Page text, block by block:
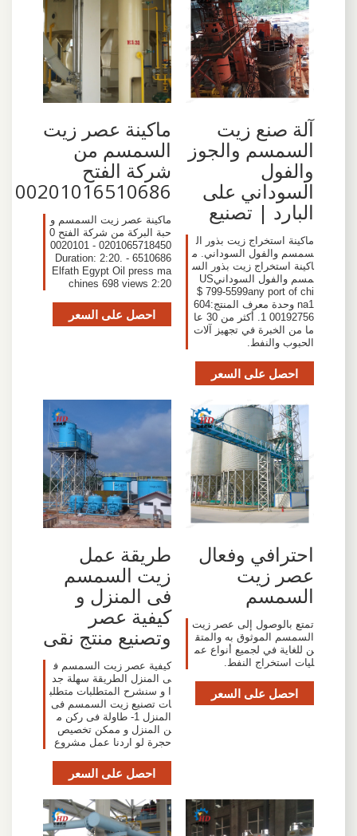
آلة صنع زيت
السمسم والجوز
والفول
السوداني على
البارد | تصنيع
ماكينة استخراج زيت بذور ال
سمسم والفول السوداني. م
اكينة استخراج زيت بذور الس
مسم والفول السودانيUS
$ 799-5599any port of chi
na1 وحدة معرف المنتج:604
00192756 1. أكثر من 30 عا
ما من الخبرة في تجهيز آلات
الحبوب والنفط.
احصل على السعر
‫ماكينة عصر زيت
السمسم من
شركة الفتح
00201016510686
ماكينة عصر زيت السمسم و
حبة البركة من شركة الفتح 0
0201065718450 - 0020101
6510686 - Duration: 2:20.
Elfath Egypt Oil press ma
chines 698 views 2:20
احصل على السعر
احترافي وفعال
عصر زيت
السمسم
تمتع بالوصول إلى عصر زيت
السمسم الموثوق به والمتق
ن للغاية في لجميع أنواع عم
ليات استخراج النفط.
احصل على السعر
طريقة عمل
زيت السمسم
فى المنزل و
كيفية عصر
وتصنيع منتج نقى
كيفية عصر زيت السمسم ف
ى المنزل الطريقة سهلة جد
ا و سنشرح المتطلبات متطلب
ات تصنيع زيت السمسم فى
المنزل 1- طاولة فى ركن م
ن المنزل و ممكن تخصيص
حجرة لو اردنا عمل مشروع
احصل على السعر